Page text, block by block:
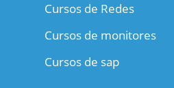
Cursos de Redes
Cursos de monitores
Cursos de sap